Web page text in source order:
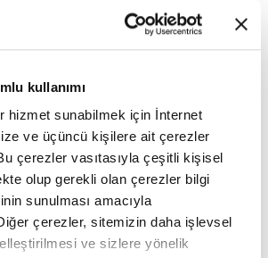
kullanımı
hizmet sunabilmek için İnternet
ve üçüncü kişilere ait çerezler
çerezler vasıtasıyla çeşitli kişisel
olup gerekli olan çerezler bilgi
sunulması amacıyla
çerezler, sitemizin daha işlevsel
ve sizlere yönelik
kuşamdan, yeme - içme ve
da Türk olduklarını hatırlatan
kalıcı olması için Azerbaycan
ve yazı diline ciddi yaptırımlar
zaman içindeİranlılarında
kalan Azerbaycan Türklerine,
"Azeri" denmeye